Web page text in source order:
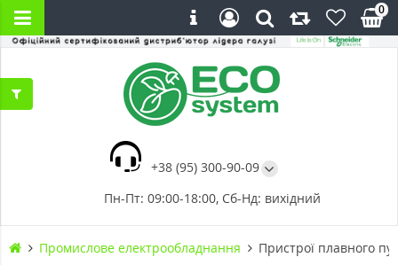
+38 (95) 300-90-09
Пн-Пт: 09:00-18:00, Сб-Нд: вихідний
0
Промислове електрообладнання Пристрої плавного